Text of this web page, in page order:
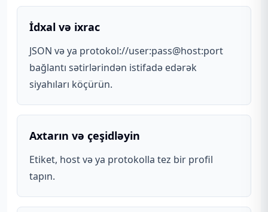
İdxal və ixrac
JSON və ya protokol://user:pass@host:port
bağlantı sətirlərindən istifadə edərək
siyahıları köçürün.
Axtarın və çeşidləyin
Etiket, host və ya protokolla tez bir profil
tapın.